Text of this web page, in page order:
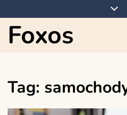
to
content
Foxos
Tag: